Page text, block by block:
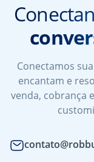
Conectamos
encantam e
venda, cobrança